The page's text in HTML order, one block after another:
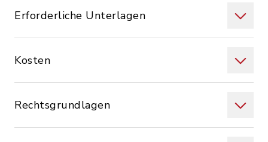
Erforderliche Unterlagen
Kosten
Rechtsgrundlagen